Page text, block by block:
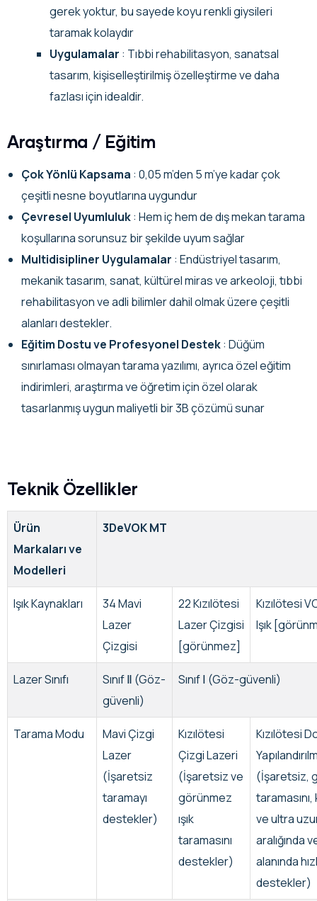
gerek yoktur, bu sayede koyu renkli giysileri
taramak kolaydır
Uygulamalar : Tıbbi rehabilitasyon, sanatsal
tasarım, kişiselleştirilmiş özelleştirme ve daha
fazlası için idealdir.
Araştırma / Eğitim
Çok Yönlü Kapsama : 0,05 m’den 5 m’ye kadar çok
çeşitli nesne boyutlarına uygundur
Çevresel Uyumluluk: Hem iç hem de dış mekan tarama
koşullarına sorunsuz bir şekilde uyum sağlar
Multidisipliner Uygulamalar : Endüstriyel tasarım,
mekanik tasarım, sanat, kültürel miras ve arkeoloji, tıbbi
rehabilitasyon ve adli bilimler dahil olmak üzere çeşitli
alanları destekler.
Eğitim Dostu ve Profesyonel Destek: Düğüm
sınırlaması olmayan tarama yazılımı, ayrıca özel eğitim
indirimleri, araştırma ve öğretim için özel olarak
tasarlanmış uygun maliyetli bir 3B çözümü sunar
Teknik Özellikler
Ürün
Markaları ve
Modelleri
3DeVOK MT
Işık Kaynakları
34 Mavi
Lazer
Çizgisi
22 Kızılötesi
Lazer Çizgisi
[görünmez]
Kızılötesi
Işık
Lazer Sınıfı
Sınıf Ⅱ (Göz-
güvenli)
Sınıf Ⅰ (Göz-güvenli)
Tarama Modu
Mavi Çizgi
Lazer
(İşaretsiz
taramayı
destekler)
Kızılötesi
Çizgi Lazeri
(İşaretsiz ve
görünmez
ışık
taramasını
destekler)
Kızılötesi
(İşaretsiz,
ve ultra
aralığında
alanında
destekler)